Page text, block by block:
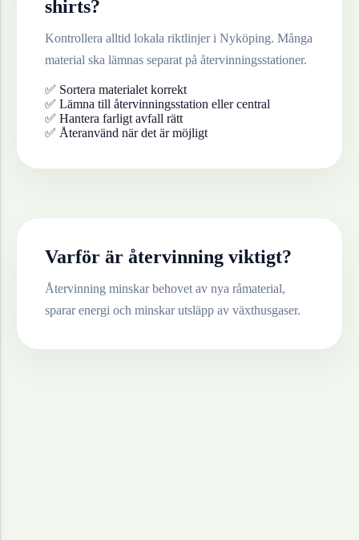
shirts?
Kontrollera alltid lokala riktlinjer i Nyköping. Många
material ska lämnas separat på återvinningsstationer.
✅ Sortera materialet korrekt
✅ Lämna till återvinningsstation eller central
✅ Hantera farligt avfall rätt
✅ Återanvänd när det är möjligt
Varför är återvinning viktigt?
Återvinning minskar behovet av nya råmaterial,
sparar energi och minskar utsläpp av växthusgaser.